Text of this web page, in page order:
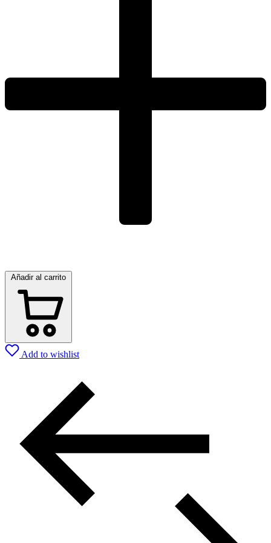
Añadir al carrito
Add to wishlist